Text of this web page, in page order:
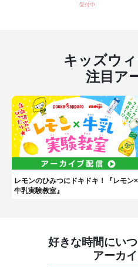
受付中
キッズウ
注目ア
レモンのひみつにドキドキ！『レモン×
牛乳実験教室』
好きな時間にい
アーカ